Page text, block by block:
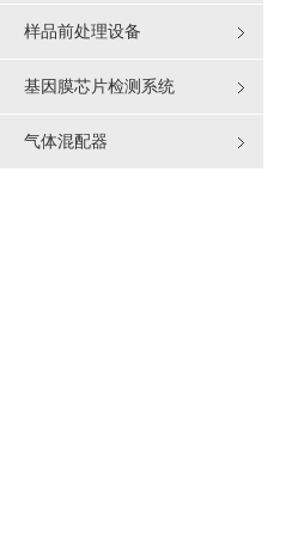
样品前处理设备
基因膜芯片检测系统
气体混配器